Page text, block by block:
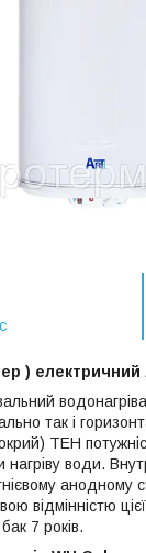
) електричний
так і
ТЕН
води.
відмінністю
7 років.